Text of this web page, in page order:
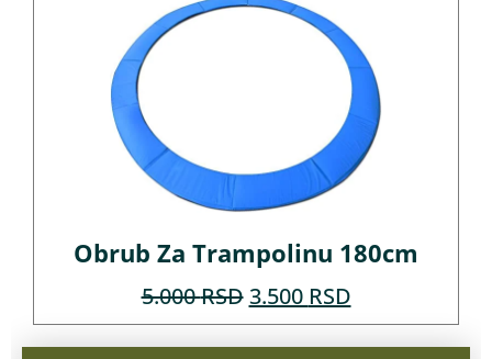
Obrub Za Trampolinu 180cm
5.000RSD 3.500 RSD